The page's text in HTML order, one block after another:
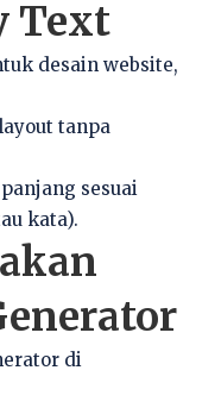
Text
desain website,
tanpa
sesuai
kata).
di